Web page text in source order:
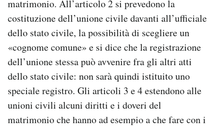
matrimonio. All’articolo 2 si prevedono la
costituzione dell’unione civile davanti all’ufficiale
dello stato civile, la possibilità di scegliere un
«cognome comune» e si dice che la registrazione
dell’unione stessa può avvenire fra gli altri atti
dello stato civile: non sarà quindi istituito uno
speciale registro. Gli articoli 3 e 4 estendono alle
unioni civili alcuni diritti e i doveri del
matrimonio che hanno ad esempio a che fare con i